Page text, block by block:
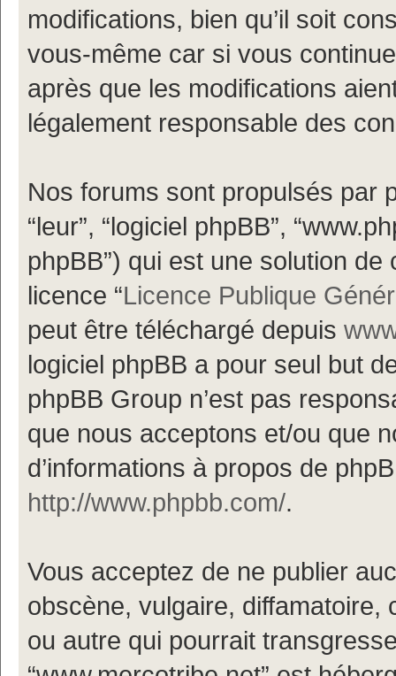
modifications, bien qu’il soit
vous-même car si vous
après que les modifications
légalement responsable des
Nos forums sont propulsés par
“leur”, “logiciel phpBB”,
phpBB”) qui est une solution
licence “Licence Publique
peut être téléchargé depuis
logiciel phpBB a pour seul but
phpBB Group n’est pas
que nous acceptons et/ou que
d’informations à propos de
http://www.phpbb.com/.
Vous acceptez de ne publier
obscène, vulgaire, diffamatoire,
ou autre qui pourrait